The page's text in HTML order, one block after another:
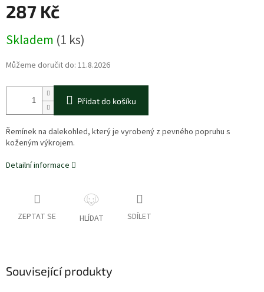
287 Kč
cena:
Skladem (1 ks)
Můžeme doručit do: 11.8.2026
Přidat do košíku
Řemínek na dalekohled, který je vyrobený z pevného popruhu s
koženým výkrojem.
Detailní informace
ZEPTAT SE HLÍDAT SDÍLET
Související produkty